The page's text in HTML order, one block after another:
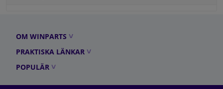
OM WINPARTS
PRAKTISKA LÄNKAR
POPULÄR